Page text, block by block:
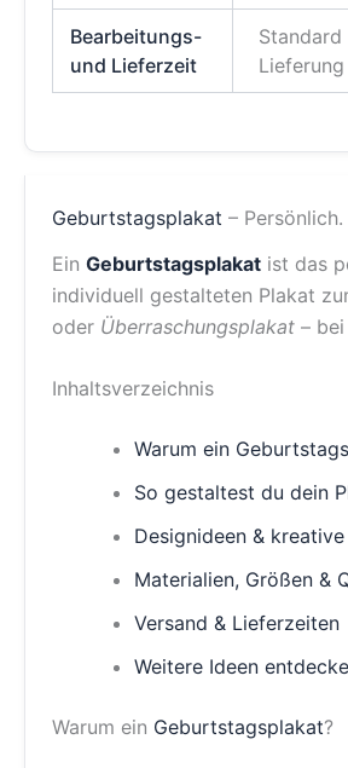
Bearbeitungs-
und Lieferzeit
Standard
Geburtstagsplakat –
Ein Geburtstagsplakat ist das
individuell gestalteten Plakat
oder Überraschungsplakat –
Inhaltsverzeichnis
Warum ein
So gestaltest du dein
Designideen &
Materialien, Größen &
Versand & Lieferzeiten
Weitere Ideen
Warum ein Geburtstagsplakat?